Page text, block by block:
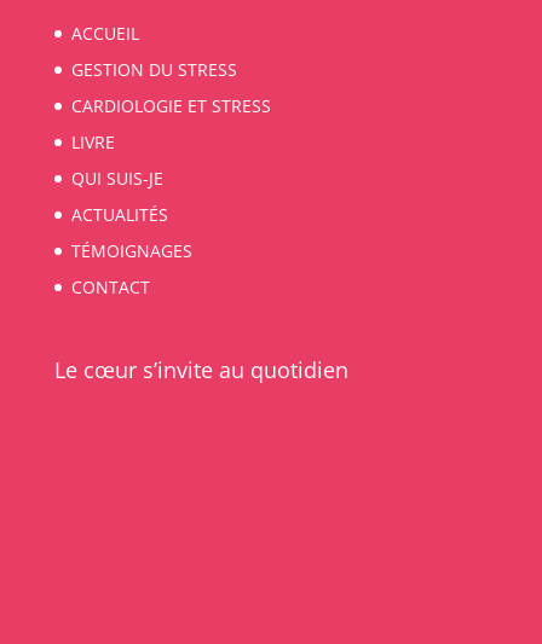
ACCUEIL
GESTION DU STRESS
CARDIOLOGIE ET STRESS
LIVRE
QUI SUIS-JE
ACTUALITÉS
TÉMOIGNAGES
CONTACT
Le cœur s’invite au quotidien